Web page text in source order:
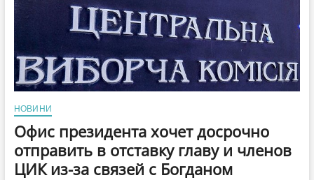
НОВИНИ
Офис президента хочет досрочно
отправить в отставку главу и членов
ЦИК из-за связей с Богданом